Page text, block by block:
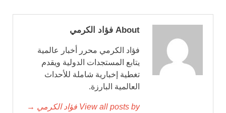
About فؤاد الكرمي
فؤاد الكرمي محرر أخبار عالمية
يتابع المستجدات الدولية ويقدم
تغطية إخبارية شاملة للأحداث
العالمية البارزة.
View all posts by فؤاد الكرمي →